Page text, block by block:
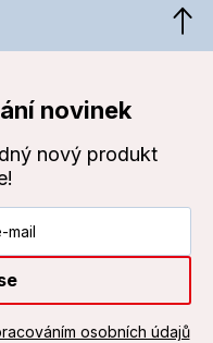
novinek
nový produkt
osobních údajů